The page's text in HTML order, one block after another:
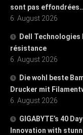
sont pas
6. August 2026
Dell Technologies
résistance
6. August 2026
Die wohl beste
Drucker mit
6. August 2026
GIGABYTE’s 40
Innovation with